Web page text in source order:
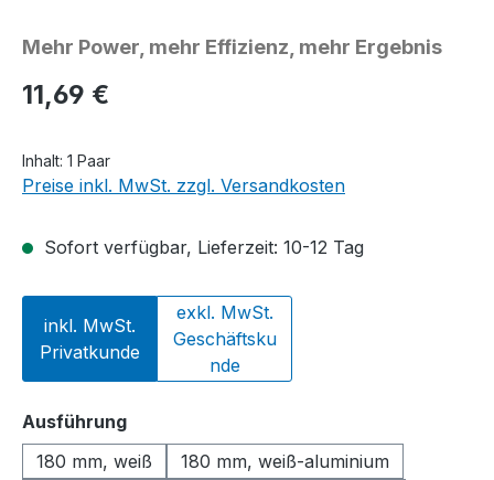
Mehr Power, mehr Effizienz, mehr Ergebnis
Regulärer Preis:
11,69 €
Inhalt: 1 Paar
Preise inkl. MwSt. zzgl. Versandkosten
Sofort verfügbar, Lieferzeit: 10-12 Tag
inkl. MwSt.
Privatkunde
exkl. MwSt.
Geschäftsku
nde
Ausführungauswählen
180 mm, weiß
180 mm, weiß-aluminium